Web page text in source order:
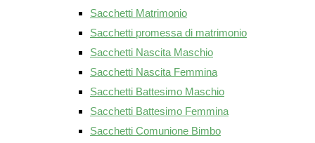
Sacchetti Matrimonio
Sacchetti promessa di matrimonio
Sacchetti Nascita Maschio
Sacchetti Nascita Femmina
Sacchetti Battesimo Maschio
Sacchetti Battesimo Femmina
Sacchetti Comunione Bimbo